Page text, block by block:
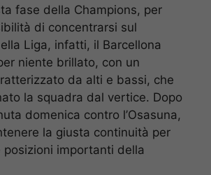
fase della Champions, per
di concentrarsi sul
Liga, infatti, il Barcellona
niente brillato, con un
da alti e bassi, che
la squadra dal vertice. Dopo
domenica contro l’Osasuna,
la giusta continuità per
posizioni importanti della